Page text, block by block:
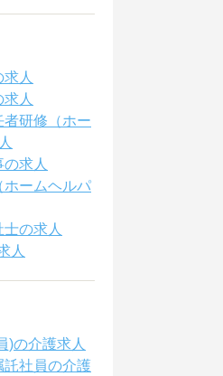
人
人
研修（ホー
求人
ホームヘルパ
の求人
人
)の介護求人
託社員の介護